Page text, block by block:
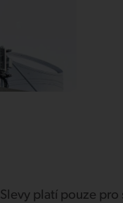
Slevy platí pouze pro